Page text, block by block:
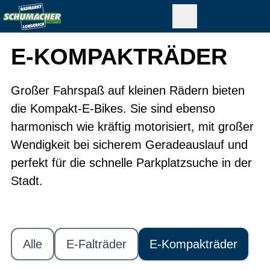
E-KOMPAKTRÄDER
Großer Fahrspaß auf kleinen Rädern bieten
die Kompakt-E-Bikes. Sie sind ebenso
harmonisch wie kräftig motorisiert, mit großer
Wendigkeit bei sicherem Geradeauslauf und
perfekt für die schnelle Parkplatzsuche in der
Stadt.
Alle E-Falträder E-Kompakträder